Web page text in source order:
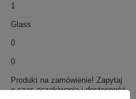
1
Glass
0
0
Produkt na zamówienie! Zapytaj
o czas oczekiwania i dostępność